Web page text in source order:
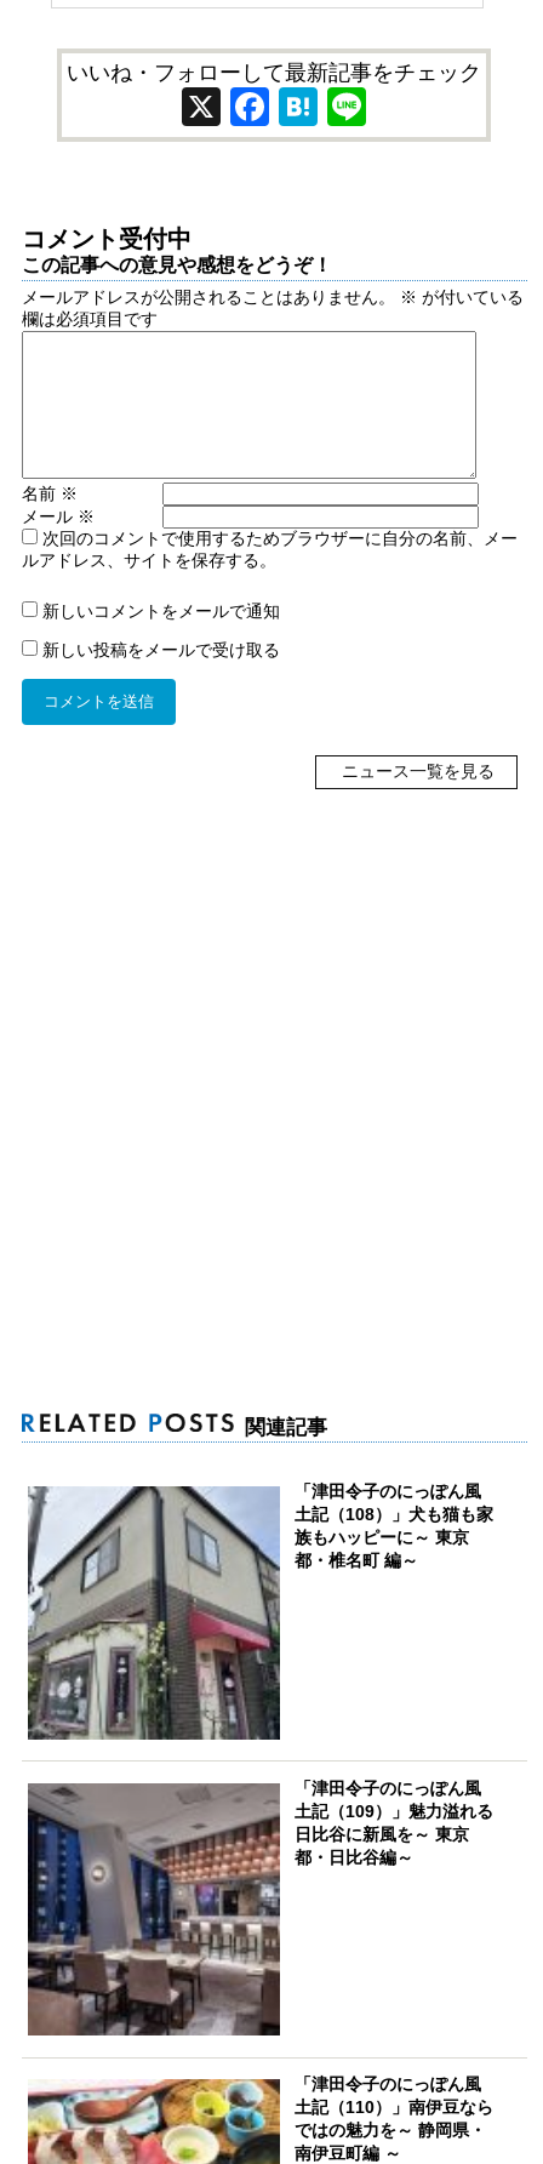
いいね・フォローして最新記事をチェック
X Facebook
Hatena
コメント受付中
この記事への意見や感想をどうぞ！
メールアドレスが公開されることはありません。 ※ が付いている
欄は必須項目です
名前 ※
メール ※
次回のコメントで使用するためブラウザーに自分の名前、メー
ルアドレス、サイトを保存する。
新しいコメントをメールで通知
新しい投稿をメールで受け取る
ニュース一覧を見る
関連記事
「津田令子のにっぽん風
土記（108）」犬も猫も家
族もハッピーに～ 東京
都・椎名町 編～
「津田令子のにっぽん風
土記（109）」魅力溢れる
日比谷に新風を～ 東京
都・日比谷編～
「津田令子のにっぽん風
土記（110）」南伊豆なら
ではの魅力を～ 静岡県・
南伊豆町編 ～